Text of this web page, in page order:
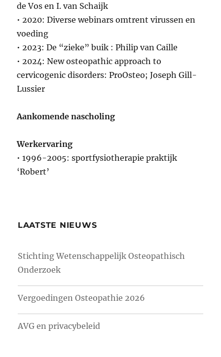
de Vos en I. van Schaijk
• 2020: Diverse webinars omtrent virussen en
voeding
• 2023: De “zieke” buik : Philip van Caille
• 2024: New osteopathic approach to
cervicogenic disorders: ProOsteo; Joseph Gill-
Lussier
Aankomende nascholing
Werkervaring
• 1996-2005: sportfysiotherapie praktijk
‘Robert’
LAATSTE NIEUWS
Stichting Wetenschappelijk Osteopathisch
Onderzoek
Vergoedingen Osteopathie 2026
AVG en privacybeleid